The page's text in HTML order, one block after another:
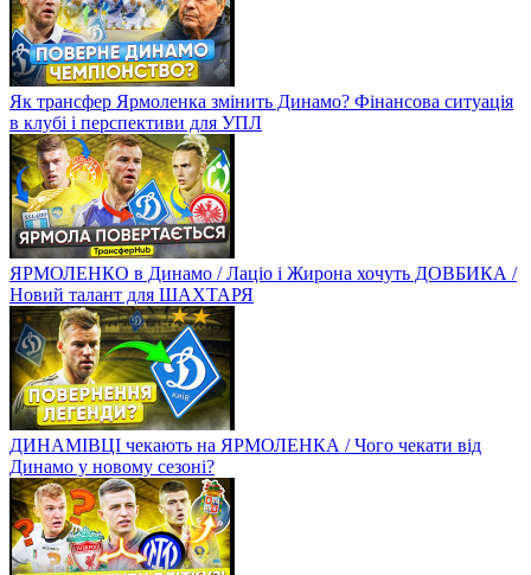
Як трансфер Ярмоленка змінить Динамо? Фінансова ситуація
в клубі і перспективи для УПЛ
ЯРМОЛЕНКО в Динамо / Лаціо і Жирона хочуть ДОВБИКА /
Новий талант для ШАХТАРЯ
ДИНАМІВЦІ чекають на ЯРМОЛЕНКА / Чого чекати від
Динамо у новому сезоні?